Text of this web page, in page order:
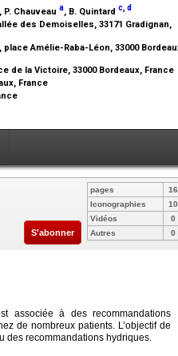
, P. Chauveau a, B. Quintard c,d
des Demoiselles, 33171 Gradignan,
Amélie-Raba-Léon, 33000
de la Victoire, 33000 Bordeaux, France
France
S'abonner
pages
16
Iconographies
10
Vidéos
0
Autres
0
associée à des recommandations
de nombreux patients. L’objectif de
des recommandations hydriques.